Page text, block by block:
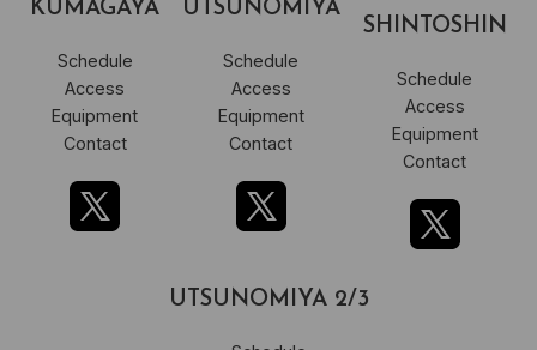
KUMAGAYA
Schedule
Access
Equipment
Contact
UTSUNOMIYA
Schedule
Access
Equipment
Contact
SHINTOSHIN
Schedule
Access
Equipment
Contact
UTSUNOMIYA 2/3